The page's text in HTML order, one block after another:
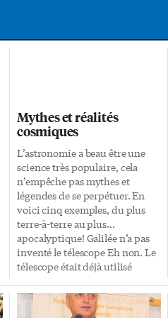
Mythes et réalités
cosmiques
L’astronomie a beau être une
science très populaire, cela
n’empêche pas mythes et
légendes de se perpétuer. En
voici cinq exemples, du plus
terre-à-terre au plus…
apocalyptique! Galilée n’a pas
inventé le télescope Eh non. Le
télescope était déjà utilisé
années. D’après ses propres
notes, Galileo Galilei en a utilisé